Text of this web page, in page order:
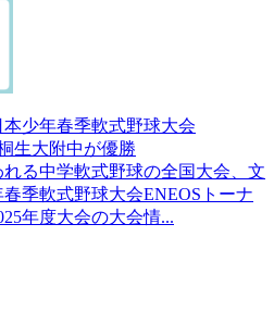
少年春季軟式野球大会
生大附中が優勝
る中学軟式野球の全国大会、文
季軟式野球大会ENEOSトーナ
年度大会の大会情...